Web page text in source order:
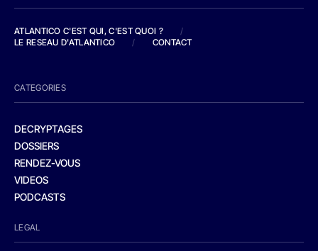
ATLANTICO C'EST QUI, C'EST QUOI ?
/
LE RESEAU D'ATLANTICO
/ CONTACT
CATEGORIES
DECRYPTAGES
DOSSIERS
RENDEZ-VOUS
VIDEOS
PODCASTS
LEGAL